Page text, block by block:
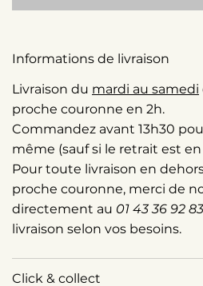
Informations de livraison
Livraison du mardi au samedi
proche couronne en 2h.
Commandez avant 13h30
même (sauf si le retrait est
Pour toute livraison en
proche couronne, merci de
directement au 01 43 36 92 83
livraison selon vos besoins.
Click & collect